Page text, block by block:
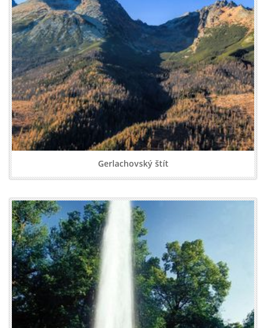
Gerlachovský štít